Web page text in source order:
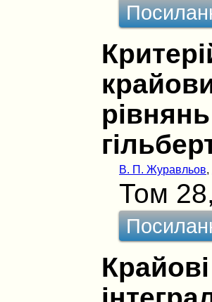
В. П. Журавльов,
Том